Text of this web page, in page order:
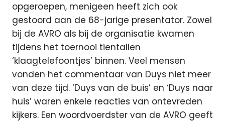
opgeroepen, menigeen heeft zich ook
gestoord aan de 68-jarige presentator. Zowel
bij de AVRO als bij de organisatie kwamen
tijdens het toernooi tientallen
‘klaagtelefoontjes’ binnen. Veel mensen
vonden het commentaar van Duys niet meer
van deze tijd. ‘Duys van de buis’ en ‘Duys naar
huis’ waren enkele reacties van ontevreden
kijkers. Een woordvoerdster van de AVRO geeft